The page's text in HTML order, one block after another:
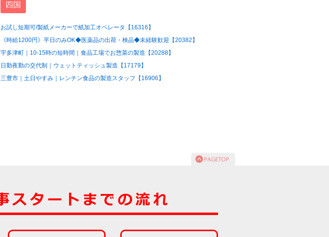
四国
お試し短期可/製紙メーカーで紙加工オペレータ【16316】
《時給1200円》平日のみOK◆医薬品の出荷・検品◆未経験歓迎【20382】
宇多津町｜10-15時の短時間｜食品工場でお惣菜の製造【20288】
日勤夜勤の交代制｜ウェットティッシュ製造【17179】
三豊市｜土日やすみ｜レンチン食品の製造スタッフ【16906】